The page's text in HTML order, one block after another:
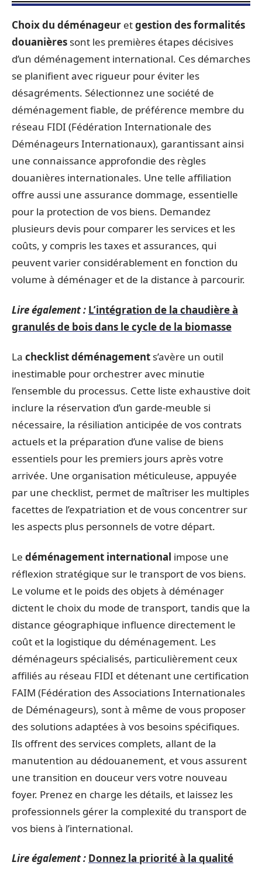
Choix du déménageur etgestion des formalités
douanières sont les premières étapes décisives
d’un déménagement international. Ces démarches
se planifient avec rigueur pour éviter les
désagréments. Sélectionnez une société de
déménagement fiable, de préférence membre du
réseau FIDI (Fédération Internationale des
Déménageurs Internationaux), garantissant ainsi
une connaissance approfondie des règles
douanières internationales. Une telle affiliation
offre aussi une assurance dommage, essentielle
pour la protection de vos biens. Demandez
plusieurs devis pour comparer les services et les
coûts, y compris les taxes et assurances, qui
peuvent varier considérablement en fonction du
volume à déménager et de la distance à parcourir.
Lire également : L’intégration de la chaudière à
granulés de bois dans le cycle de la biomasse
La checklist déménagement s’avère un outil
inestimable pour orchestrer avec minutie
l’ensemble du processus. Cette liste exhaustive doit
inclure la réservation d’un garde-meuble si
nécessaire, la résiliation anticipée de vos contrats
actuels et la préparation d’une valise de biens
essentiels pour les premiers jours après votre
arrivée. Une organisation méticuleuse, appuyée
par une checklist, permet de maîtriser les multiples
facettes de l’expatriation et de vous concentrer sur
les aspects plus personnels de votre départ.
Le déménagement international impose une
réflexion stratégique sur le transport de vos biens.
Le volume et le poids des objets à déménager
dictent le choix du mode de transport, tandis que la
distance géographique influence directement le
coût et la logistique du déménagement. Les
déménageurs spécialisés, particulièrement ceux
affiliés au réseau FIDI et détenant une certification
FAIM (Fédération des Associations Internationales
de Déménageurs), sont à même de vous proposer
des solutions adaptées à vos besoins spécifiques.
Ils offrent des services complets, allant de la
manutention au dédouanement, et vous assurent
une transition en douceur vers votre nouveau
foyer. Prenez en charge les détails, et laissez les
professionnels gérer la complexité du transport de
vos biens à l’international.
Lire également : Donnez la priorité à la qualité